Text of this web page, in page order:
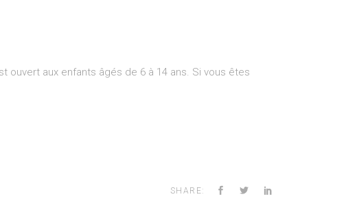
ouvert aux enfants âgés de 6 à 14 ans. Si vous êtes
SHARE: